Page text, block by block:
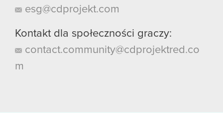
esg@cdprojekt.com
Kontakt dla społeczności graczy:
contact.community@cdprojektred.co
m